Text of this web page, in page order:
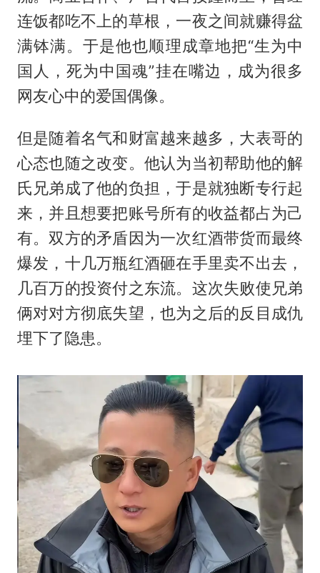
连饭都吃不上的草根，一夜之间就赚得盆
满钵满。于是他也顺理成章地把“生为中
国人，死为中国魂”挂在嘴边，成为很多
网友心中的爱国偶像。
但是随着名气和财富越来越多，大表哥的
心态也随之改变。他认为当初帮助他的解
氏兄弟成了他的负担，于是就独断专行起
来，并且想要把账号所有的收益都占为己
有。双方的矛盾因为一次红酒带货而最终
爆发，十几万瓶红酒砸在手里卖不出去，
几百万的投资付之东流。这次失败使兄弟
俩对对方彻底失望，也为之后的反目成仇
埋下了隐患。